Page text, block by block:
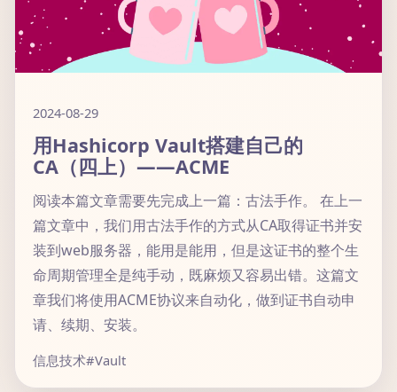
2024-08-29
用Hashicorp Vault搭建自己的
CA（四上）——ACME
阅读本篇文章需要先完成上一篇：古法手作。 在上一
篇文章中，我们用古法手作的方式从CA取得证书并安
装到web服务器，能用是能用，但是这证书的整个生
命周期管理全是纯手动，既麻烦又容易出错。这篇文
章我们将使用ACME协议来自动化，做到证书自动申
请、续期、安装。
信息技术#Vault